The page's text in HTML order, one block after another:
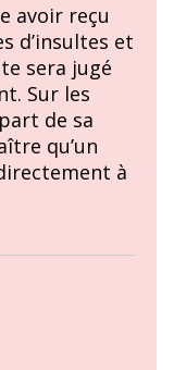
avoir reçu
d’insultes et
sera jugé
Sur les
de sa
qu’un
à